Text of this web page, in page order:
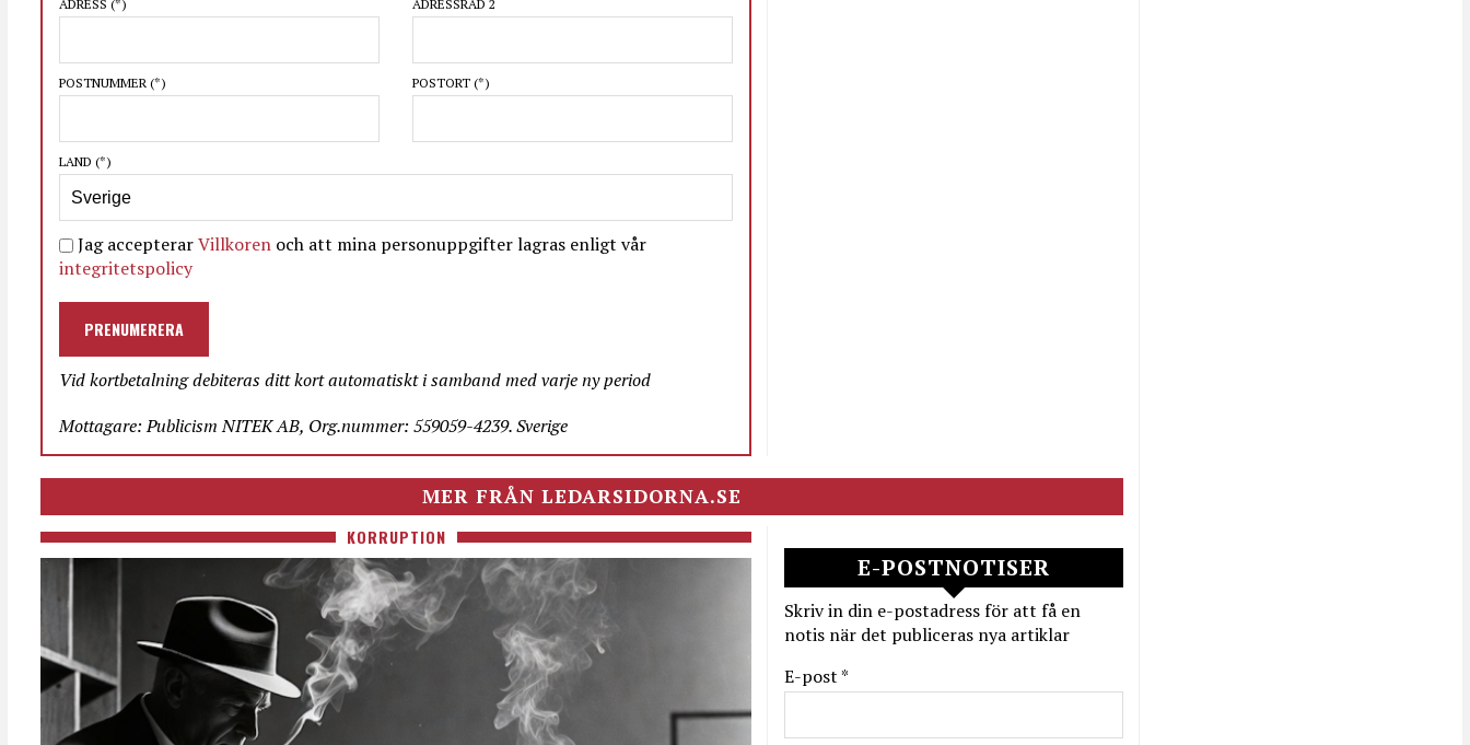
ADRESS (*) ADRESSRAD 2
POSTNUMMER (*) POSTORT (*)
LAND (*)
Jag accepterarVillkoren och att mina personuppgifter lagras enligt vår
integritetspolicy
PRENUMERERA
Vid kortbetalning debiteras ditt kort automatiskt i samband med varje ny period
Mottagare: Publicism NITEK AB, Org.nummer: 559059-4239. Sverige
MER FRÅN LEDARSIDORNA.SE
KORRUPTION
E-POSTNOTISER
Skriv in din e-postadress för att få en
notis när det publiceras nya artiklar
E-post *